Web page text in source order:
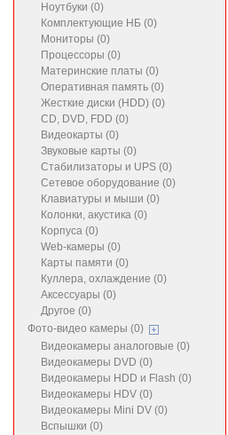
Ноутбуки (0)
Комплектующие НБ (0)
Мониторы (0)
Процессоры (0)
Материнские платы (0)
Оперативная память (0)
Жесткие диски (HDD) (0)
CD, DVD, FDD (0)
Видеокарты (0)
Звуковые карты (0)
Стабилизаторы и UPS (0)
Сетевое оборудование (0)
Клавиатуры и мыши (0)
Колонки, акустика (0)
Корпуса (0)
Web-камеры (0)
Карты памяти (0)
Куллера, охлаждение (0)
Аксессуары (0)
Другое (0)
Фото-видео камеры (0)
Видеокамеры аналоговые (0)
Видеокамеры DVD (0)
Видеокамеры HDD и Flash (0)
Видеокамеры HDV (0)
Видеокамеры Mini DV (0)
Вспышки (0)